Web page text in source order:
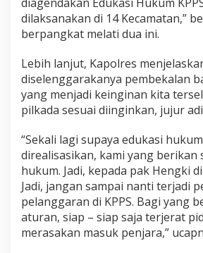
M
u
s
R
a
w
a
s
dilaksanakan di 14 Kecamatan,”
berpangkat melati dua ini.
Lebih lanjut, Kapolres
diselenggarakanya pembekalan
yang menjadi keinginan kita
pilkada sesuai diinginkan, jujur
“Sekali lagi supaya edukasi
direalisasikan, kami yang berikan
hukum. Jadi, kepada pak Hengki
Jadi, jangan sampai nanti terjadi
pelanggaran di KPPS. Bagi yang
aturan, siap – siap saja terjerat
merasakan masuk penjara,”